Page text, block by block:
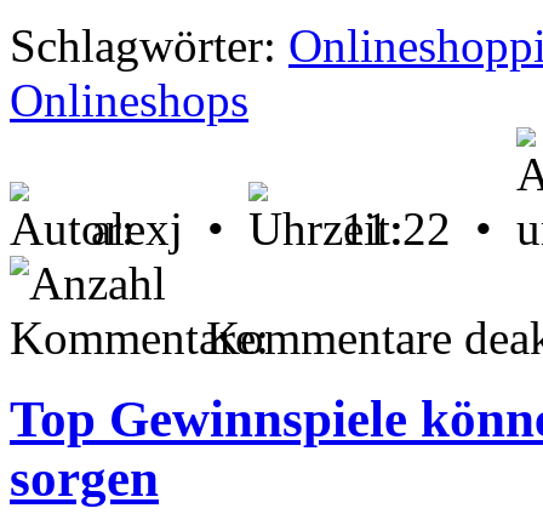
Schlagwörter:
Onlineshops
alexj • 11:22 •
Kommentare
Top Gewinnspiele
sorgen